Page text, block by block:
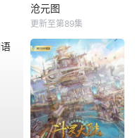
沧元图
更新至第89集